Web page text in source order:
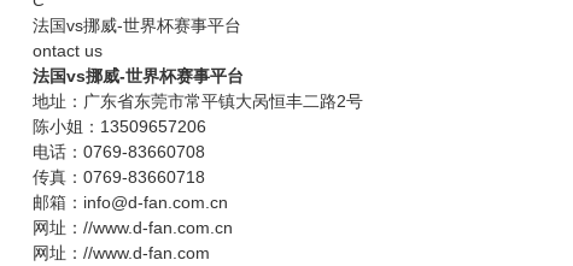
法国vs挪威-世界杯赛事平台
ontact us
法国vs挪威-世界杯赛事平台
地址：广东省东莞市常平镇大呙恒丰二路2号
陈小姐：13509657206
电话：0769-83660708
传真：0769-83660718
邮箱：info@d-fan.com.cn
网址：//www.d-fan.com.cn
网址：//www.d-fan.com